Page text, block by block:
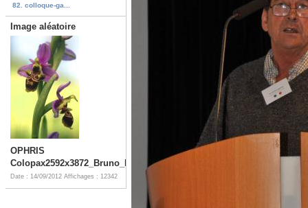
82. colloque-ga...
Image aléatoire
OPHRIS
Colopax2592x3872_Bruno_Fadat
Date : 14/09/2012 Affichages : 12342